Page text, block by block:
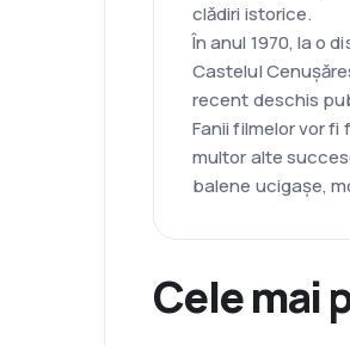
clădiri istorice.
În anul 1970, la o
Castelul
recent deschis
Fanii filmelor vor
multor alte
balene ucigașe,
Cele mai